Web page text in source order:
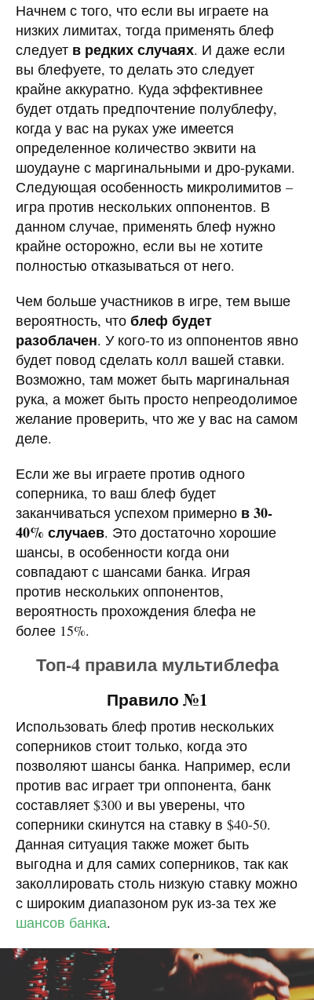
Начнем с того, что если вы играете на
низких лимитах, тогда применять блеф
следует в редких случаях. И даже если
вы блефуете, то делать это следует
крайне аккуратно. Куда эффективнее
будет отдать предпочтение полублефу,
когда у вас на руках уже имеется
определенное количество эквити на
шоудауне с маргинальными и дро-руками.
Следующая особенность микролимитов –
игра против нескольких оппонентов. В
данном случае, применять блеф нужно
крайне осторожно, если вы не хотите
полностью отказываться от него.
Чем больше участников в игре, тем выше
вероятность, что блеф будет
разоблачен. У кого-то из оппонентов явно
будет повод сделать колл вашей ставки.
Возможно, там может быть маргинальная
рука, а может быть просто непреодолимое
желание проверить, что же у вас на самом
деле.
Если же вы играете против одного
соперника, то ваш блеф будет
заканчиваться успехом примерно в 30-
40% случаев. Это достаточно хорошие
шансы, в особенности когда они
совпадают с шансами банка. Играя
против нескольких оппонентов,
вероятность прохождения блефа не
более 15%.
Топ-4 правила мультиблефа
Правило №1
Использовать блеф против нескольких
соперников стоит только, когда это
позволяют шансы банка. Например, если
против вас играет три оппонента, банк
составляет $300 и вы уверены, что
соперники скинутся на ставку в $40-50.
Данная ситуация также может быть
выгодна и для самих соперников, так как
заколлировать столь низкую ставку можно
с широким диапазоном рук из-за тех же
шансов банка.